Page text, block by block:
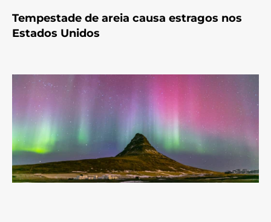
Tempestade de areia causa estragos nos
Estados Unidos